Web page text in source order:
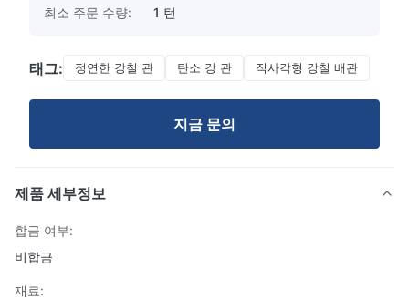
최소 주문 수량:
1 턴
태그: 정연한 강철 관 탄소 강 관 직사각형 강철 배관
지금 문의
제품 세부정보
합금 여부:
비합금
재료: